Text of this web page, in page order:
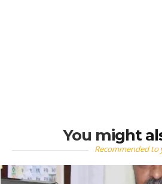
You might
Recommended to